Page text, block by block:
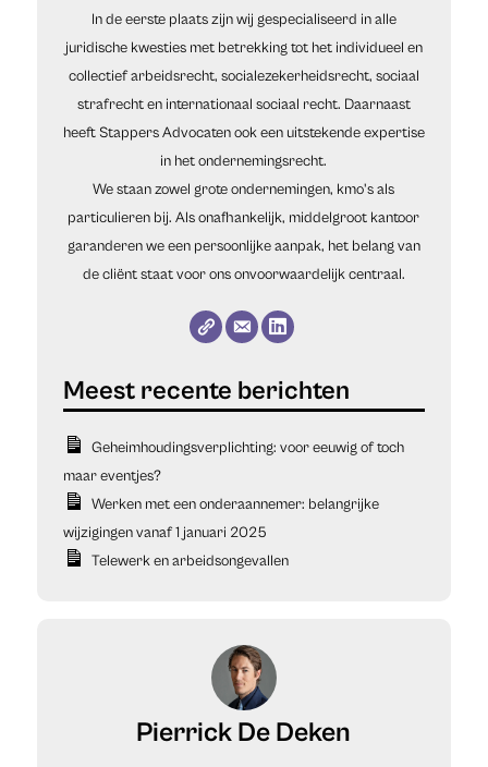
In de eerste plaats zijn wij gespecialiseerd in alle
juridische kwesties met betrekking tot het individueel en
collectief arbeidsrecht, socialezekerheidsrecht, sociaal
strafrecht en internationaal sociaal recht. Daarnaast
heeft Stappers Advocaten ook een uitstekende expertise
in het ondernemingsrecht.
We staan zowel grote ondernemingen, kmo's als
particulieren bij. Als onafhankelijk, middelgroot kantoor
garanderen we een persoonlijke aanpak, het belang van
de cliënt staat voor ons onvoorwaardelijk centraal.
Geheimhoudingsverplichting: voor eeuwig of toch
maar eventjes?
Werken met een onderaannemer: belangrijke
wijzigingen vanaf 1 januari 2025
Telewerk en arbeidsongevallen
Pierrick De Deken